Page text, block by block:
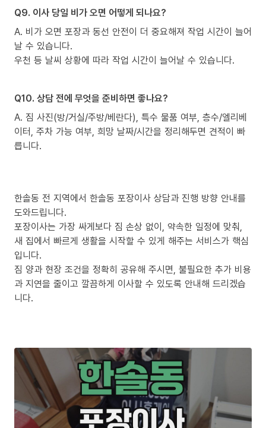
Q9. 이사 당일 비가 오면 어떻게 되나요?
A. 비가 오면 포장과 동선 안전이 더 중요해져 작업 시간이 늘어
날 수 있습니다.
우천 등 날씨 상황에 따라 작업 시간이 늘어날 수 있습니다.
Q10. 상담 전에 무엇을 준비하면 좋나요?
A. 짐 사진(방/거실/주방/베란다), 특수 물품 여부, 층수/엘리베
이터, 주차 가능 여부, 희망 날짜/시간을 정리해두면 견적이 빠
릅니다.
한솔동 전 지역에서 한솔동 포장이사 상담과 진행 방향 안내를
도와드립니다.
포장이사는 가장 싸게보다 짐 손상 없이, 약속한 일정에 맞춰,
새 집에서 빠르게 생활을 시작할 수 있게 해주는 서비스가 핵심
입니다.
짐 양과 현장 조건을 정확히 공유해 주시면, 불필요한 추가 비용
과 지연을 줄이고 깔끔하게 이사할 수 있도록 안내해 드리겠습
니다.